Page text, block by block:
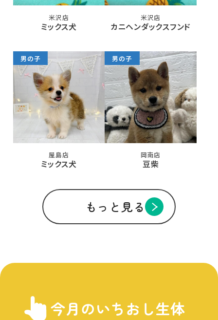
米沢店
ミックス犬
米沢店
カニヘンダックスフンド
男の子
屋島店
ミックス犬
男の子
岡南店
豆柴
もっと見る
今月のいちおし生体